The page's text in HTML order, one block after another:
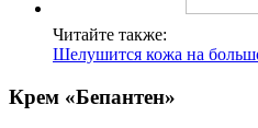
Читайте также:
Шелушится кожа на
Крем «Бепантен»